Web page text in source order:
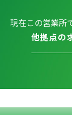
現在この営業所
他拠点の